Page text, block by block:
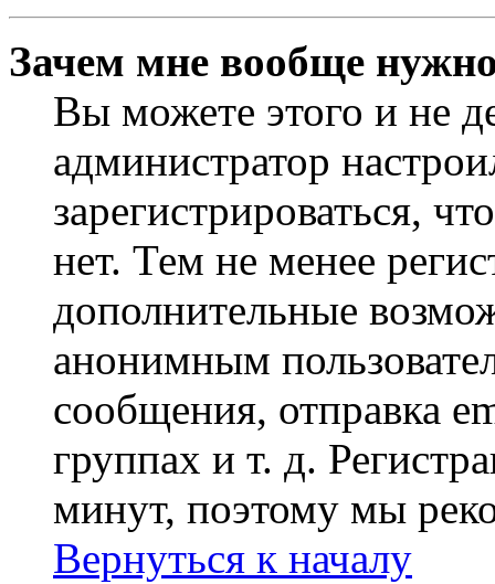
Зачем мне вообще
Вы можете этого и не
администратор
зарегистрироваться,
нет. Тем не менее
дополнительные
анонимным
сообщения, отправка
группах и т. д.
минут, поэтому мы
Вернуться к началу